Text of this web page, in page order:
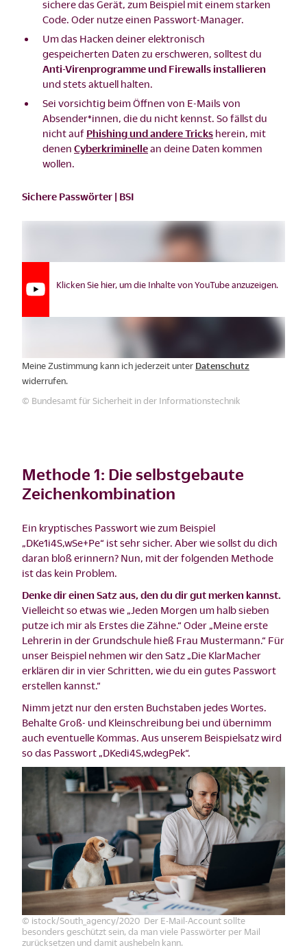
sichere das Gerät, zum Beispiel mit einem starken
Code. Oder nutze einen Passwort-Manager.
Um das Hacken deiner elektronisch
gespeicherten Daten zu erschweren, solltest du
Anti-Virenprogramme und Firewalls installieren
und stets aktuell halten.
Sei vorsichtig beim Öffnen von E-Mails von
Absender*innen, die du nicht kennst. So fällst du
nicht auf Phishing und andere Tricks herein, mit
denen Cyberkriminellean deine Daten kommen
wollen.
Sichere Passwörter | BSI
Klicken Sie hier, um die Inhalte von YouTube anzuzeigen.
Meine Zustimmung kann ich jederzeit unter Datenschutz
widerrufen.
© Bundesamt für Sicherheit in der Informationstechnik
Methode 1: Die selbstgebaute
Zeichenkombination
Ein kryptisches Passwort wie zum Beispiel
„DKe1i4S,wSe+Pe“ ist sehr sicher. Aber wie sollst du dich
daran bloß erinnern? Nun, mit der folgenden Methode
ist das kein Problem.
Denke dir einen Satz aus, den du dir gut merken kannst.
Vielleicht so etwas wie „Jeden Morgen um halb sieben
putze ich mir als Erstes die Zähne.“ Oder „Meine erste
Lehrerin in der Grundschule hieß Frau Mustermann.“ Für
unser Beispiel nehmen wir den Satz „Die KlarMacher
erklären dir in vier Schritten, wie du ein gutes Passwort
erstellen kannst.“
Nimm jetzt nur den ersten Buchstaben jedes Wortes.
Behalte Groß- und Kleinschreibung bei und übernimm
auch eventuelle Kommas. Aus unserem Beispielsatz wird
so das Passwort „DKedi4S,wdegPek“.
© istock/South_agency/2020 Der E-Mail-Account sollte
besonders geschützt sein, da man viele Passwörter per Mail
zurücksetzen und damit aushebeln kann.